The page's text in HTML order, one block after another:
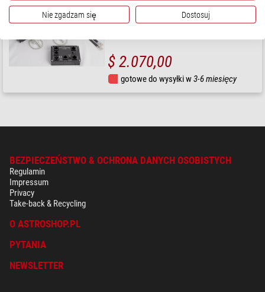
AZ100 GoTo System
$ 2.070,00
gotowe do wysyłki w3-6 miesięcy
BEZPIECZEŃSTWO & OCHRONA DANYCH OSOBISTYCH
Regulamin
Impressum
Privacy
Take-back & Recycling
O ASTROSHOP.PL
PYTANIA
NEWSLETTER
Nie zgadzam się Dostosuj